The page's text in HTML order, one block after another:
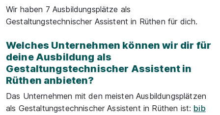
Wir haben 7 Ausbildungsplätze als
Gestaltungstechnischer Assistent in Rüthen für dich.
Welches Unternehmen können wir dir für
deine Ausbildung als
Gestaltungstechnischer Assistent in
Rüthen anbieten?
Das Unternehmen mit den meisten Ausbildungsplätzen
als Gestaltungstechnischer Assistent in Rüthen ist: bib